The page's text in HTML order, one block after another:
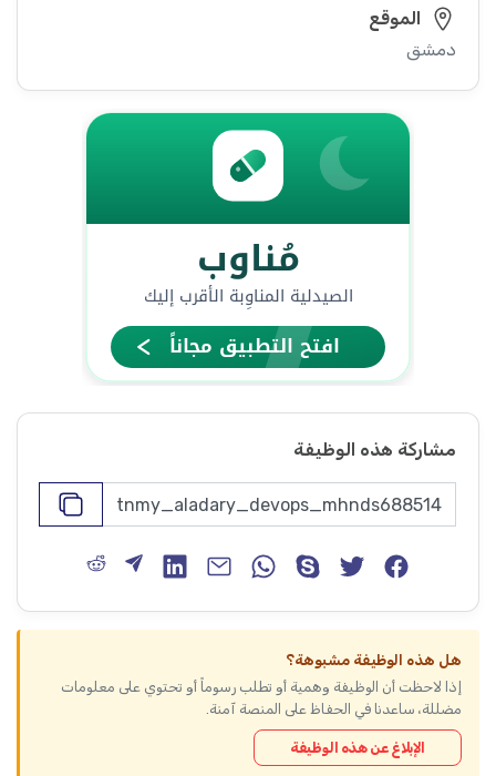
الموقع
دمشق
مشاركة هذه الوظيفة
هل هذه الوظيفة مشبوهة؟
إذا لاحظت أن الوظيفة وهمية أو تطلب رسوماً أو تحتوي على معلومات
مضللة، ساعدنا في الحفاظ على المنصة آمنة.
الإبلاغ عن هذه الوظيفة